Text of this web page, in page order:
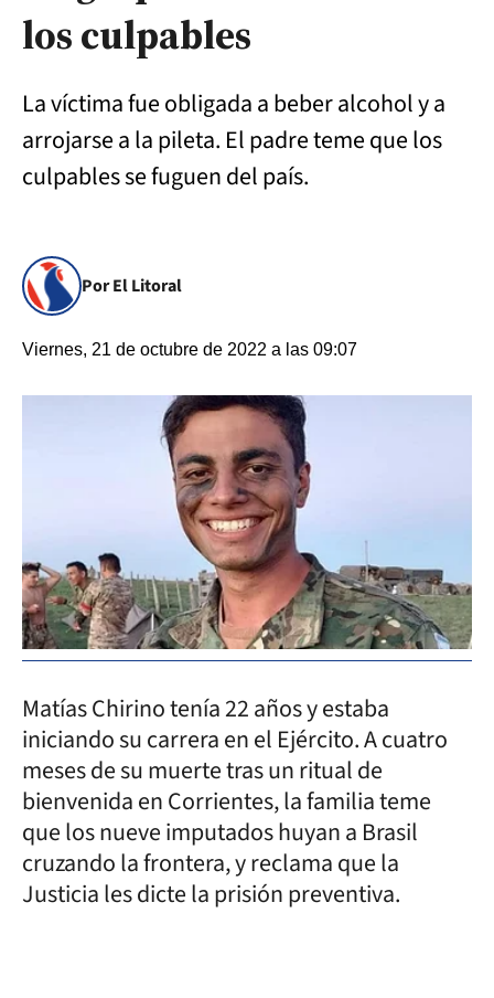
los culpables
La víctima fue obligada a beber alcohol y a
arrojarse a la pileta. El padre teme que los
culpables se fuguen del país.
Por El Litoral
Viernes, 21 de octubre de 2022 a las 09:07
Matías Chirino tenía 22 años y estaba
iniciando su carrera en el Ejército. A cuatro
meses de su muerte tras un ritual de
bienvenida en Corrientes, la familia teme
que los nueve imputados huyan a Brasil
cruzando la frontera, y reclama que la
Justicia les dicte la prisión preventiva.